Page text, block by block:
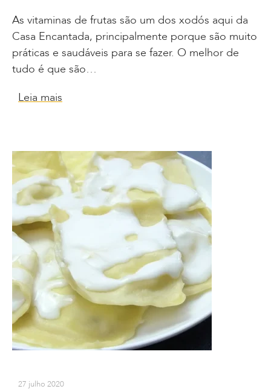
As vitaminas de frutas são um dos xodós aqui da
Casa Encantada, principalmente porque são muito
práticas e saudáveis para se fazer. O melhor de
tudo é que são…
Leia mais
27 julho 2020